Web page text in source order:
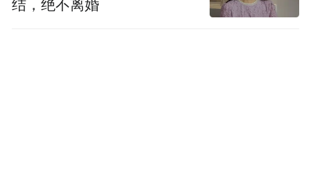
结，绝不离婚